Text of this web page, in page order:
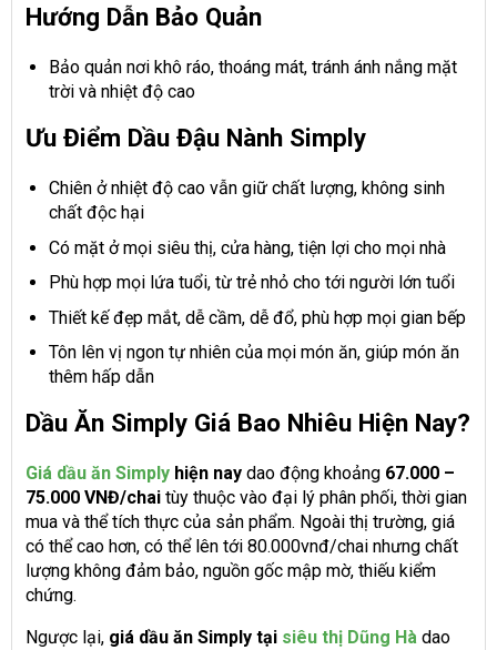
Hướng Dẫn Bảo Quản
Bảo quản nơi khô ráo, thoáng mát, tránh ánh nắng mặt
trời và nhiệt độ cao
Ưu Điểm Dầu Đậu Nành Simply
Chiên ở nhiệt độ cao vẫn giữ chất lượng, không sinh
chất độc hại
Có mặt ở mọi siêu thị, cửa hàng, tiện lợi cho mọi nhà
Phù hợp mọi lứa tuổi, từ trẻ nhỏ cho tới người lớn tuổi
Thiết kế đẹp mắt, dễ cầm, dễ đổ, phù hợp mọi gian bếp
Tôn lên vị ngon tự nhiên của mọi món ăn, giúp món ăn
thêm hấp dẫn
Dầu Ăn Simply Giá Bao Nhiêu Hiện Nay?
Giá dầu ăn Simply hiện nay dao động khoảng 67.000 –
75.000 VNĐ/chai tùy thuộc vào đại lý phân phối, thời gian
mua và thể tích thực của sản phẩm. Ngoài thị trường, giá
có thể cao hơn, có thể lên tới 80.000vnđ/chai nhưng chất
lượng không đảm bảo, nguồn gốc mập mờ, thiếu kiểm
chứng.
Ngược lại, giá dầu ăn Simply tại siêu thị Dũng Hà dao